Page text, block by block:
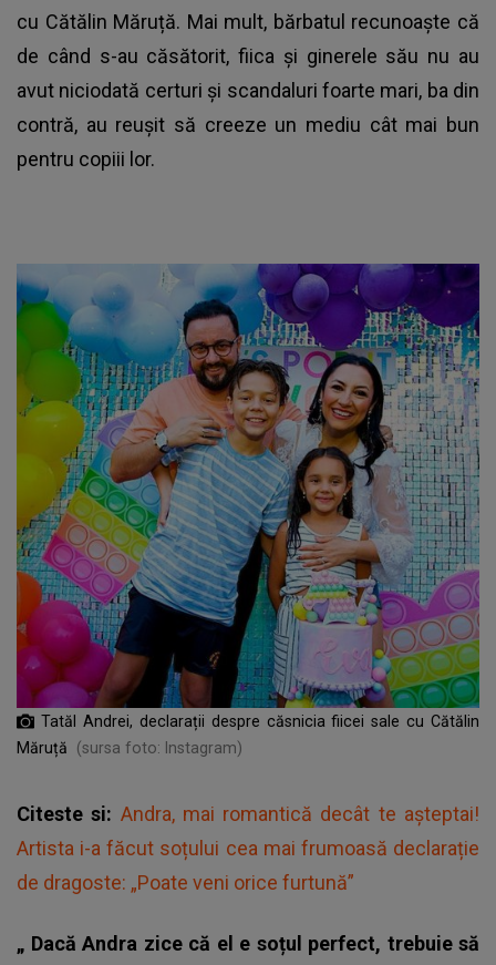
cu Cătălin Măruță. Mai mult, bărbatul recunoaște că
de când s-au căsătorit, fiica și ginerele său nu au
avut niciodată certuri și scandaluri foarte mari, ba din
contră, au reușit să creeze un mediu cât mai bun
pentru copiii lor.
Tatăl Andrei, declarații despre căsnicia fiicei sale cu Cătălin
Măruță
(sursa foto: Instagram)
Citeste si: Andra, mai romantică decât te așteptai!
Artista i-a făcut soțului cea mai frumoasă declarație
de dragoste: „Poate veni orice furtună”
„ Dacă Andra zice că el e soțul perfect, trebuie să